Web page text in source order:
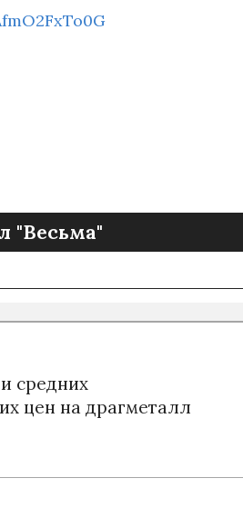
"Весьма"
средних
цен на драгметалл